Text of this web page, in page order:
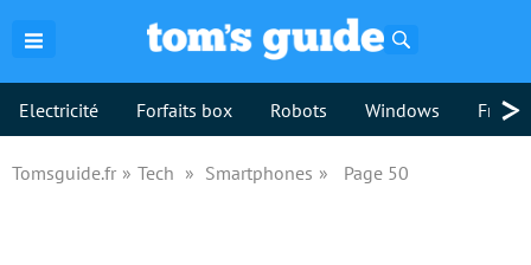
Electricité Forfaits box Robots Windows >
Tomsguide.fr Tech Smartphones Page 50